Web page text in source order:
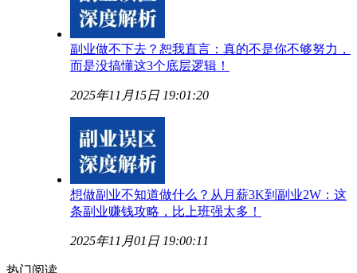
副业做不下去？恕我直言：真的不是你不够努力，
而是没搞懂这3个底层逻辑！
2025年11月15日 19:01:20
想做副业不知道做什么？从月薪3K到副业2W：这
条副业赚钱攻略，比上班强太多！
2025年11月01日 19:00:11
热门阅读